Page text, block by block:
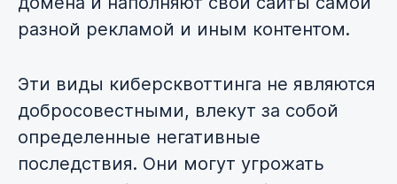
разной рекламой и иным контентом.
Эти виды киберсквоттинга не являются
добросовестными, влекут за собой
определенные негативные
последствия. Они могут угрожать